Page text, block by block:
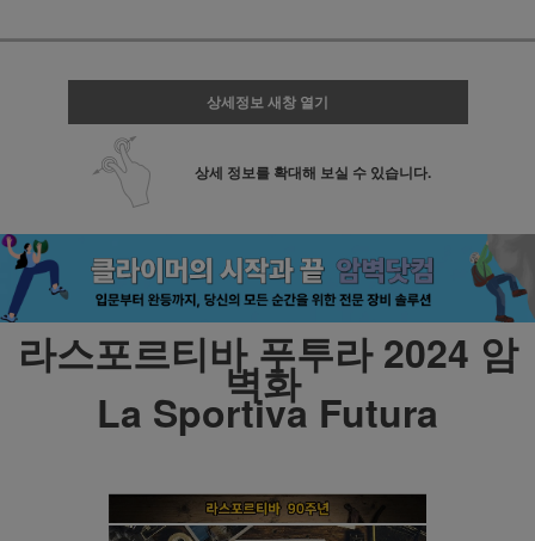
상세정보 새창 열기
상세 정보를 확대해 보실 수 있습니다.
라스포르티바 푸투라 2024 암
벽화
La Sportiva Futura